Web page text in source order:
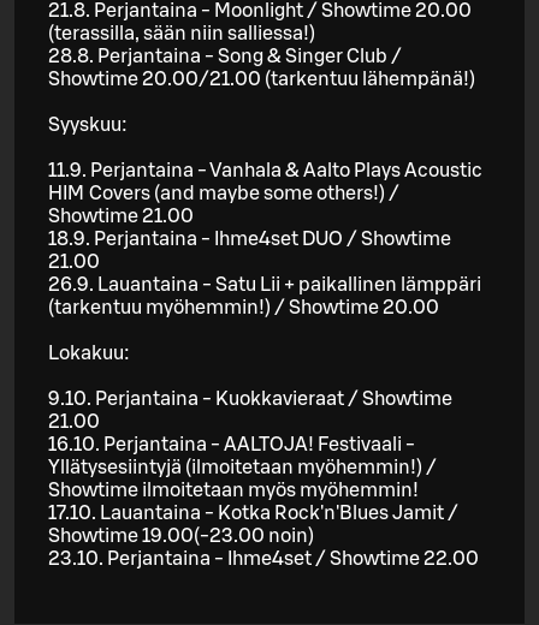
21.8. Perjantaina - Moonlight / Showtime 20.00
(terassilla, sään niin salliessa!)
28.8. Perjantaina - Song & Singer Club /
Showtime 20.00/21.00 (tarkentuu lähempänä!)
Syyskuu:
11.9. Perjantaina - Vanhala & Aalto Plays Acoustic
HIM Covers (and maybe some others!) /
Showtime 21.00
18.9. Perjantaina - Ihme4set DUO / Showtime
21.00
26.9. Lauantaina - Satu Lii + paikallinen lämppäri
(tarkentuu myöhemmin!) / Showtime 20.00
Lokakuu:
9.10. Perjantaina - Kuokkavieraat / Showtime
21.00
16.10. Perjantaina - AALTOJA! Festivaali -
Yllätysesiintyjä (ilmoitetaan myöhemmin!) /
Showtime ilmoitetaan myös myöhemmin!
17.10. Lauantaina - Kotka Rock'n'Blues Jamit /
Showtime 19.00(-23.00 noin)
23.10. Perjantaina - Ihme4set / Showtime 22.00